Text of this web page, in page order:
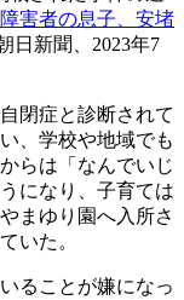
害者の息子、安堵
日新聞、2023年7
閉症と診断されて
、学校や地域でも
らは「なんでいじ
になり、子育ては
まゆり園へ入所さ
いた。
ることが嫌になっ